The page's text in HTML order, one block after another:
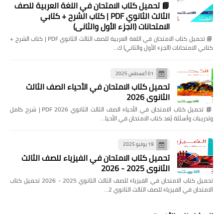
📘 تحميل كتاب الامتحان في اللغة العربية للصف
الثالث الثانوي PDF | كتاب الشرح + كتابي
الامتحانات (الجزء الأول والثاني)
📘 تحميل كتاب الامتحان في اللغة العربية للصف الثالث الثانوي PDF | كتاب الشرح +
كتابي الامتحانات (الجزء الأول والثاني) ك…
01 أغسطس 2025
تحميل كتاب الامتحان في الأحياء الصف الثالث
الثانوي 2026
📘 تحميل كتاب الامتحان في الأحياء الصف الثالث الثانوي 2026 PDF | شرح كامل
وتدريبات وأسئلة يُعد كتاب الامتحان في الأحيا…
19 يوليو 2025
تحميل كتاب الامتحان في الفيزياء للصف الثالث
الثانوي 2025 - 2026
تحميل كتاب الامتحان في الفيزياء للصف الثالث الثانوي 2025 - 2026 تحميل كتاب
الامتحان في الفيزياء للصف الثالث الثانوي 2…